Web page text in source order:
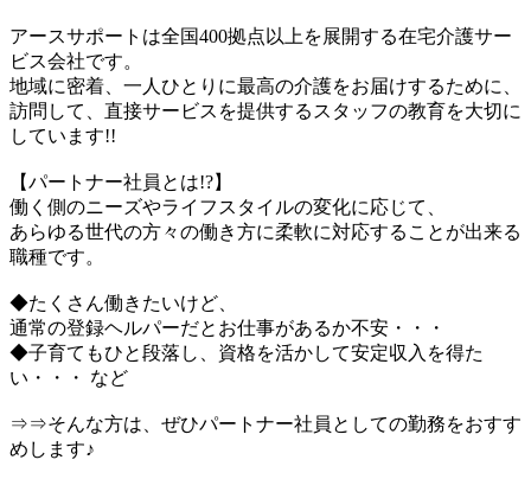
アースサポートは全国400拠点以上を展開する在宅介護サー
ビス会社です。
地域に密着、一人ひとりに最高の介護をお届けするために、
訪問して、直接サービスを提供するスタッフの教育を大切に
しています!!
【パートナー社員とは!?】
働く側のニーズやライフスタイルの変化に応じて、
あらゆる世代の方々の働き方に柔軟に対応することが出来る
職種です。
◆たくさん働きたいけど、
通常の登録ヘルパーだとお仕事があるか不安・・・
◆子育てもひと段落し、資格を活かして安定収入を得た
い・・・ など
⇒⇒そんな方は、ぜひパートナー社員としての勤務をおすす
めします♪